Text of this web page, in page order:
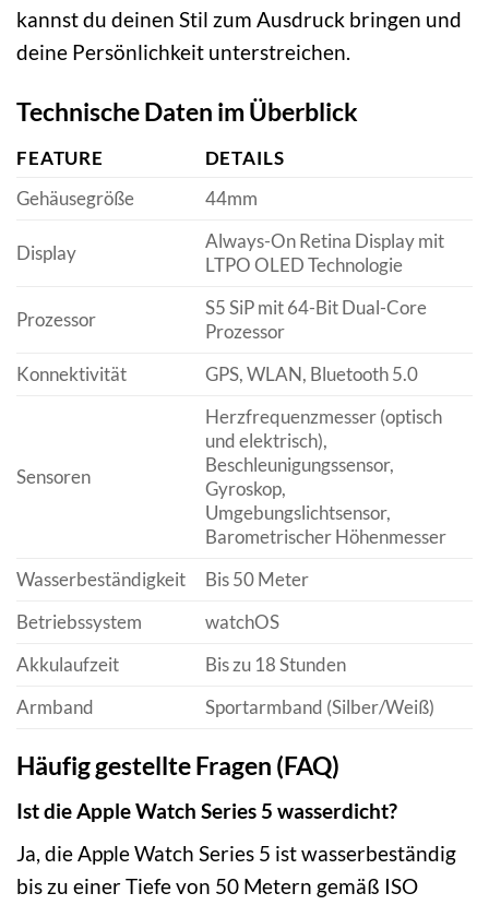
kannst du deinen Stil zum Ausdruck bringen und
deine Persönlichkeit unterstreichen.
Technische Daten im Überblick
FEATURE
DETAILS
Gehäusegröße
44mm
Display
Always-On Retina Display mit
LTPO OLED Technologie
Prozessor
S5 SiP mit 64-Bit Dual-Core
Prozessor
Konnektivität
GPS, WLAN, Bluetooth 5.0
Sensoren
Herzfrequenzmesser (optisch
und elektrisch),
Beschleunigungssensor,
Gyroskop,
Umgebungslichtsensor,
Barometrischer Höhenmesser
Wasserbeständigkeit
Bis 50 Meter
Betriebssystem
watchOS
Akkulaufzeit
Bis zu 18 Stunden
Armband
Sportarmband (Silber/Weiß)
Häufig gestellte Fragen (FAQ)
Ist die Apple Watch Series 5 wasserdicht?
Ja, die Apple Watch Series 5 ist wasserbeständig
bis zu einer Tiefe von 50 Metern gemäß ISO